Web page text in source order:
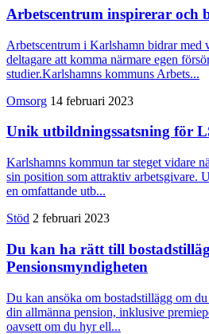
Arbetscentrum inspirerar och
Arbetscentrum i Karlshamn bidrar med
deltagare att komma närmare egen
studier.Karlshamns kommuns Arbets...
Omsorg 14 februari 2023
Unik utbildningssatsning för
Karlshamns kommun tar steget vidare
sin position som attraktiv arbetsgivare.
en omfattande utb...
Stöd 2 februari 2023
Du kan ha rätt till
Pensionsmyndigheten
Du kan ansöka om bostadstillägg om
din allmänna pension, inklusive
oavsett om du hyr ell...